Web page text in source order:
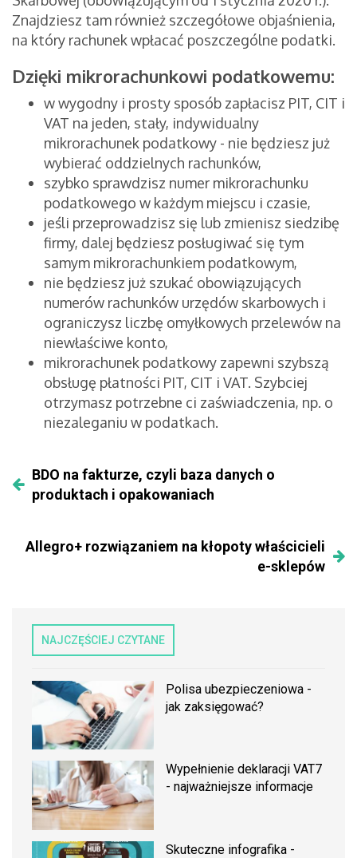
Znajdziesz tam również szczegółowe objaśnienia,
na który rachunek wpłacać poszczególne podatki.
Dzięki mikrorachunkowi podatkowemu:
w wygodny i prosty sposób zapłacisz PIT, CIT i
VAT na jeden, stały, indywidualny
mikrorachunek podatkowy - nie będziesz już
wybierać oddzielnych rachunków,
szybko sprawdzisz numer mikrorachunku
podatkowego w każdym miejscu i czasie,
jeśli przeprowadzisz się lub zmienisz siedzibę
firmy, dalej będziesz posługiwać się tym
samym mikrorachunkiem podatkowym,
nie będziesz już szukać obowiązujących
numerów rachunków urzędów skarbowych i
ograniczysz liczbę omyłkowych przelewów na
niewłaściwe konto,
mikrorachunek podatkowy zapewni szybszą
obsługę płatności PIT, CIT i VAT. Szybciej
otrzymasz potrzebne ci zaświadczenia, np. o
niezaleganiu w podatkach.
BDO na fakturze, czyli baza danych o
produktach i opakowaniach
Allegro+ rozwiązaniem na kłopoty właścicieli
e-sklepów
NAJCZĘŚCIEJ CZYTANE
Polisa ubezpieczeniowa -
jak zaksięgować?
Wypełnienie deklaracji VAT7
- najważniejsze informacje
Skuteczne infografika -